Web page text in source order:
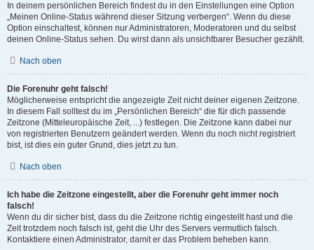
In deinem persönlichen Bereich findest du in den Einstellungen eine Option
„Meinen Online-Status während dieser Sitzung verbergen“. Wenn du diese
Option einschaltest, können nur Administratoren, Moderatoren und du selbst
deinen Online-Status sehen. Du wirst dann als unsichtbarer Besucher gezählt.
Nach oben
Die Forenuhr geht falsch!
Möglicherweise entspricht die angezeigte Zeit nicht deiner eigenen Zeitzone.
In diesem Fall solltest du im „Persönlichen Bereich“ die für dich passende
Zeitzone (Mitteleuropäische Zeit, ...) festlegen. Die Zeitzone kann dabei nur
von registrierten Benutzern geändert werden. Wenn du noch nicht registriert
bist, ist dies ein guter Grund, dies jetzt zu tun.
Nach oben
Ich habe die Zeitzone eingestellt, aber die Forenuhr geht immer noch
falsch!
Wenn du dir sicher bist, dass du die Zeitzone richtig eingestellt hast und die
Zeit trotzdem noch falsch ist, geht die Uhr des Servers vermutlich falsch.
Kontaktiere einen Administrator, damit er das Problem beheben kann.